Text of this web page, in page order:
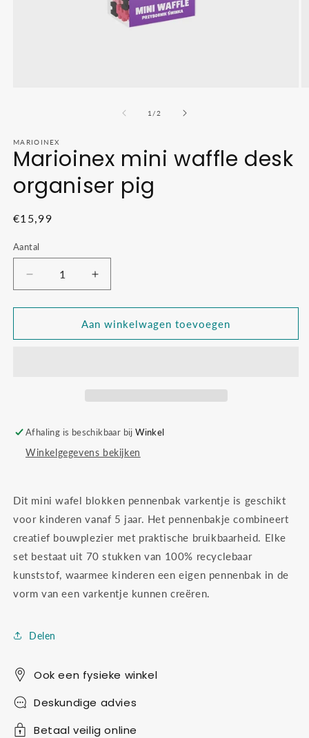
1 /van
2
MARIOINEX
Marioinex mini waffle desk
organiser pig
Normale
€15,99
Aantal
Aantal
verlagen
voor
Marioinex
mini
Aantal
verhogen
voor
Marioinex
mini
Aan winkelwagen toevoegen
Afhaling is beschikbaar bijWinkel
Winkelgegevens bekijken
Dit mini wafel blokken pennenbak varkentje is geschikt
voor kinderen vanaf 5 jaar. Het pennenbakje combineert
creatief bouwplezier met praktische bruikbaarheid. Elke
set bestaat uit 70 stukken van 100% recyclebaar
kunststof, waarmee kinderen een eigen pennenbak in de
vorm van een varkentje kunnen creëren.
Delen
Ook een fysieke winkel
Deskundige advies
Betaal veilig online